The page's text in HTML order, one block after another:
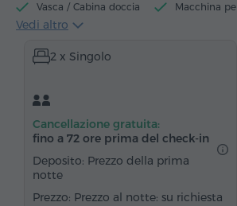
Vasca / Cabina doccia Macchina
Bollitore elettrico
Asciugamani
Armadio/Guardaroba
Divano Poltrona
Telefono Servizio sveglia
Moquette
Vedi altro
2 x Singolo
Cancellazione gratuita:
fino a 72 ore prima del check‑in
Deposito: Prezzo della prima
notte
Prezzo al notte: su richiesta